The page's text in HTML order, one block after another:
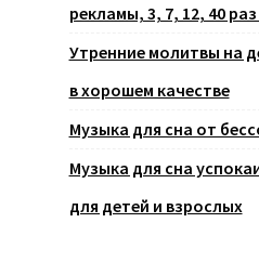
рекламы, 3, 7, 12, 40
Утренние молитвы на
в хорошем качестве
Музыка для сна от
Музыка для сна
для детей и взрослых